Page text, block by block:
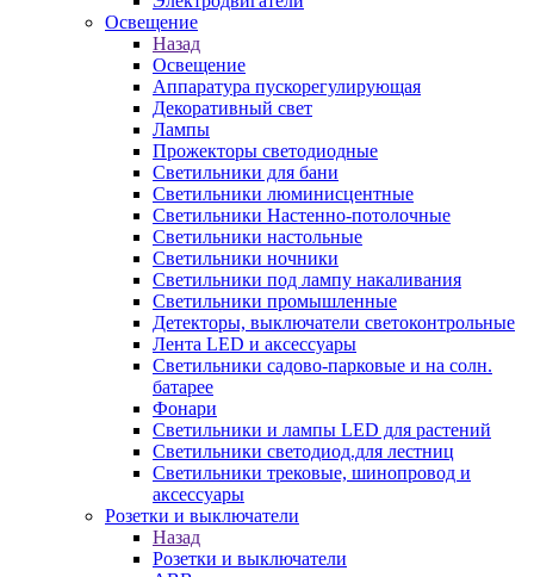
Освещение
Назад
Освещение
Аппаратура пускорегулирующая
Декоративный свет
Лампы
Прожекторы светодиодные
Светильники для бани
Светильники люминисцентные
Светильники Настенно-потолочные
Светильники настольные
Светильники ночники
Светильники под лампу накаливания
Светильники промышленные
Детекторы, выключатели светоконтрольные
Лента LED и аксессуары
Светильники садово-парковые и на солн.
батарее
Фонари
Светильники и лампы LED для растений
Светильники светодиод.для лестниц
Светильники трековые, шинопровод и
аксессуары
Розетки и выключатели
Назад
Розетки и выключатели